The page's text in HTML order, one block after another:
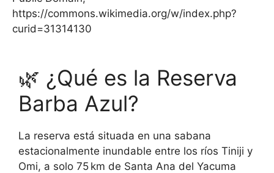
https://commons.wikimedia.org/w/index.php?
curid=31314130
🌿 ¿Qué es la Reserva
Barba Azul?
La reserva está situada en una sabana
estacionalmente inundable entre los ríos Tiniji y
Omi, a solo 75 km de Santa Ana del Yacuma